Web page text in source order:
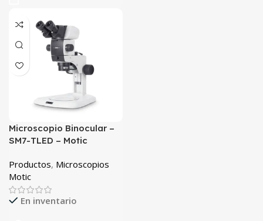
Microscopio Binocular –
SM7-TLED – Motic
Productos, Microscopios
Motic
En inventario